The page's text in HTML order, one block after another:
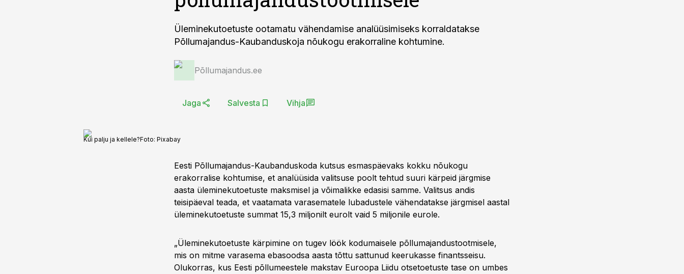
Üleminekutoetuste ootamatu vähendamise analüüsimiseks korraldatakse
Põllumajandus-Kaubanduskoja nõukogu erakorraline kohtumine.
Põllumajandus.ee
Jaga Salvesta Vihja
Kui palju ja kellele?Foto: Pixabay
Eesti Põllumajandus-Kaubanduskoda kutsus esmaspäevaks kokku nõukogu
erakorralise kohtumise, et analüüsida valitsuse poolt tehtud suuri kärpeid järgmise
aasta üleminekutoetuste maksmisel ja võimalikke edasisi samme. Valitsus andis
teisipäeval teada, et vaatamata varasematele lubadustele vähendatakse järgmisel aastal
üleminekutoetuste summat 15,3 miljonilt eurolt vaid 5 miljonile eurole.
„Üleminekutoetuste kärpimine on tugev löök kodumaisele põllumajandustootmisele,
mis on mitme varasema ebasoodsa aasta tõttu sattunud keerukasse finantsseisu.
Olukorras, kus Eesti põllumeestele makstav Euroopa Liidu otsetoetuste tase on umbes